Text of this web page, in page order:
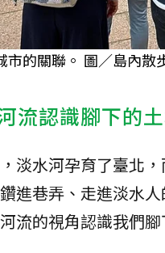
的關聯。 圖／島內散
流認識腳下的
淡水河孕育了臺北
進巷弄、走進淡水
流的視角認識我們腳